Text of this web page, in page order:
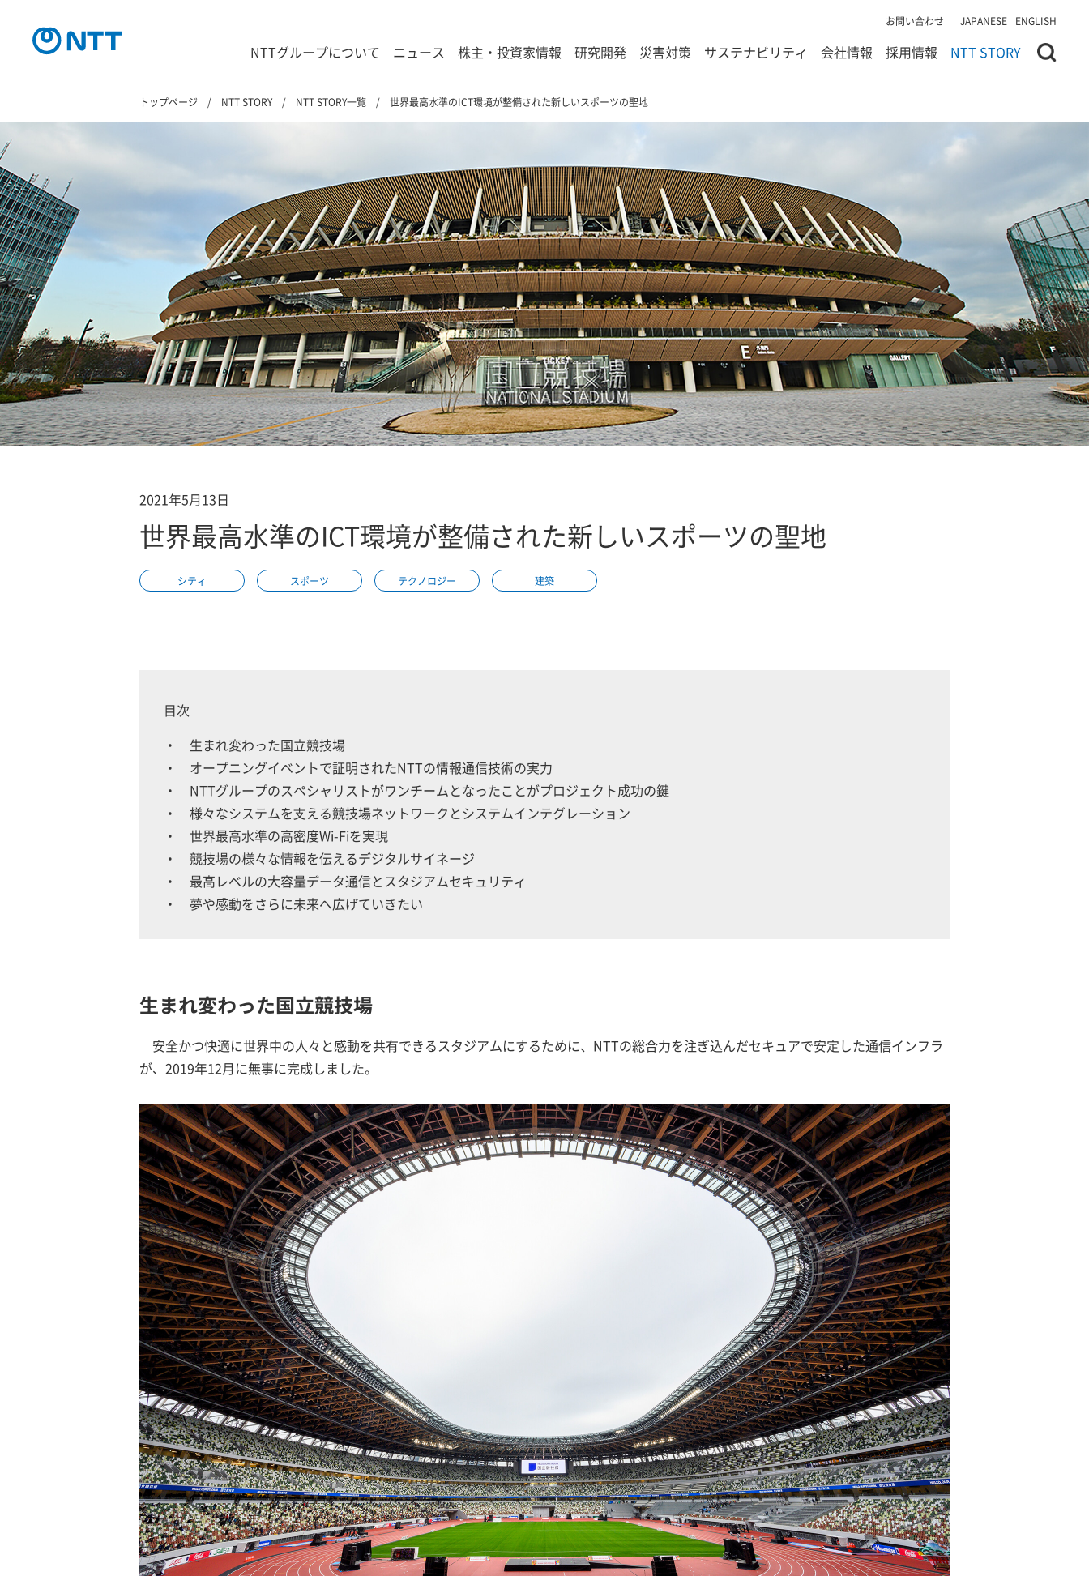
お問い合わせ JAPANESE ENGLISH
NTTグループについて ニュース 株主・投資家情報 研究開発 災害対策 サステナビリティ 会社情報 採用情報 NTT STORY
トップページ NTT STORY NTT STORY一覧 世界最高水準のICT環境が整備された新しいスポーツの聖地
2021年5月13日
世界最高水準のICT環境が整備された新しいスポーツの聖地
シティ スポーツ テクノロジー 建築
目次
生まれ変わった国立競技場
オープニングイベントで証明されたNTTの情報通信技術の実力
NTTグループのスペシャリストがワンチームとなったことがプロジェクト成功の鍵
様々なシステムを⽀える競技場ネットワークとシステムインテグレーション
世界最高水準の高密度Wi-Fiを実現
競技場の様々な情報を伝えるデジタルサイネージ
最高レベルの大容量データ通信とスタジアムセキュリティ
夢や感動をさらに未来へ広げていきたい
生まれ変わった国立競技場
安全かつ快適に世界中の人々と感動を共有できるスタジアムにするために、NTTの総合力を注ぎ込んだセキュアで安定した通信インフラ
が、2019年12月に無事に完成しました。